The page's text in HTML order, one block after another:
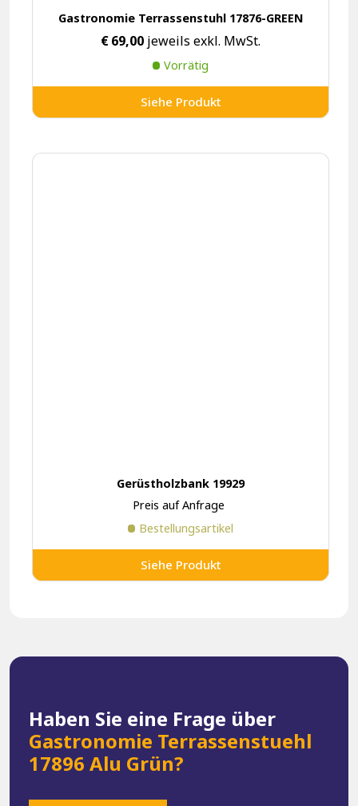
Gastronomie Terrassenstuhl 17876-GREEN
€69,00 jeweils exkl. MwSt.
Vorrätig
Siehe Produkt
Gerüstholzbank 19929
Preis auf Anfrage
Bestellungsartikel
Siehe Produkt
Haben Sie eine Frage über
Gastronomie Terrassenstuehl
17896 Alu Grün?